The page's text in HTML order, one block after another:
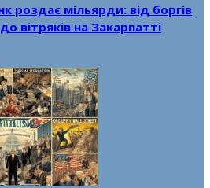
роздає мільярди: від боргів
вітряків на Закарпатті